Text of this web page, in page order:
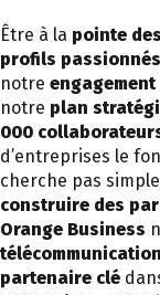
Être à la pointe
profils passionnés
notre
notre plan
000
d’entreprises le
cherche pas
construire des
Orange Business
partenaire clé